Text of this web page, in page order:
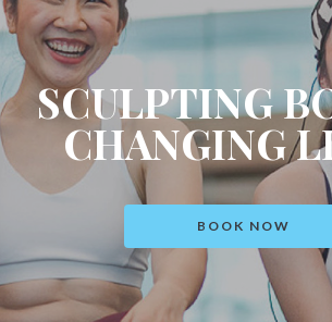
SCULPTING
CHANGING
BOOK NOW